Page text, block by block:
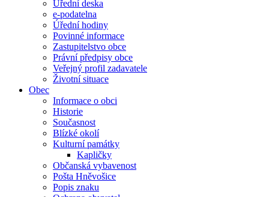
Úřední deska
e-podatelna
Úřední hodiny
Povinné informace
Zastupitelstvo obce
Právní předpisy obce
Veřejný profil zadavatele
Životní situace
Obec
Informace o obci
Historie
Současnost
Blízké okolí
Kulturní památky
Kapličky
Občanská vybavenost
Pošta Hněvošice
Popis znaku